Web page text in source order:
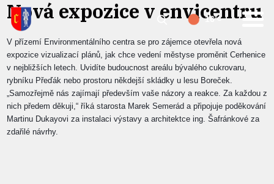
16°C
Nová expozice v envicentru
Vpřízemí Environmentálního centra se pro zájemce otevřela nová
expozice vizualizací plánů, jak chce vedení městyseproměnit Cerhenice
v nejbližších letech. Uvidíte budoucnost areálu bývalého cukrovaru,
rybníku Přeďák nebo prostoru někdejší skládky u lesu Boreček.
„Samozřejmě nás zajímají především vaše názory a reakce. Za každou z
nich předem děkuji,“ říká starosta Marek Semerád a připojuje poděkování
Martinu Dukayovi za instalaci výstavy a architektce ing. Šafránkové za
zdařilé návrhy.